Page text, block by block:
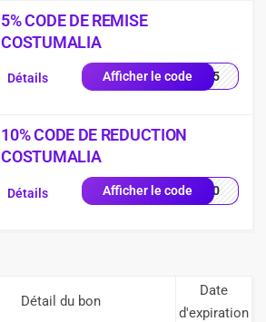
5% CODE DE REMISE
COSTUMALIA
Afficher le codeFRW5
Détails
10% CODE DE REDUCTION
COSTUMALIA
Afficher le codeRW10
Détails
Détail du bon
Date
d'expiration